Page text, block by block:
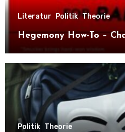
Literatur Politik Theorie
Hegemony How-To –
Politik Theorie